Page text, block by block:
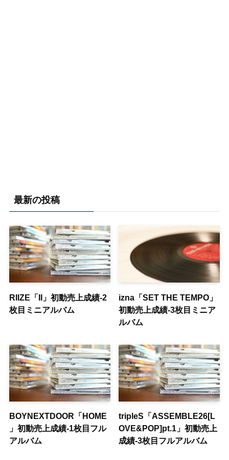
最新の投稿
RIIZE「II」初動売上成績-2
枚目ミニアルバム
izna「SET THE TEMPO」
初動売上成績-3枚目ミニア
ルバム
BOYNEXTDOOR「HOME
」初動売上成績-1枚目フル
アルバム
tripleS「ASSEMBLE26[L
OVE&POP]pt.1」初動売上
成績-3枚目フルアルバム